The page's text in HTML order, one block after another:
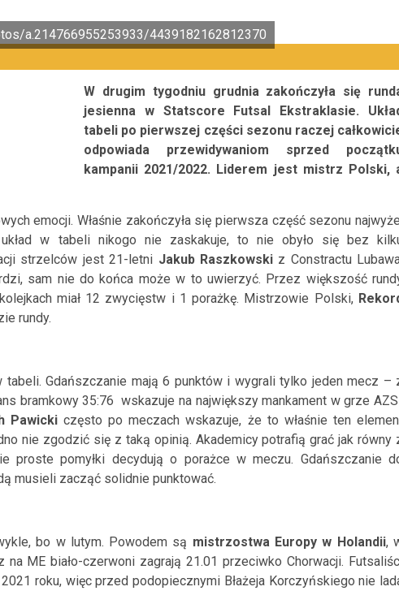
a.214766955253933/4439182162812370
W drugim tygodniu grudnia zakończyła się
jesienna w Statscore Futsal Ekstraklasie.
tabeli po pierwszej części sezonu raczej
odpowiada przewidywaniom sprzed
kampanii 2021/2022. Liderem jest mistrz Polski,
emocji. Właśnie zakończyła się pierwsza część sezonu
w tabeli nikogo nie zaskakuje, to nie obyło się bez
strzelców jest 21-letni Jakub Raszkowskiz Constractu
sam nie do końca może w to uwierzyć. Przez większość
miał 12 zwycięstw i 1 porażkę. Mistrzowie Polski,
rundy.
Gdańszczanie mają 6 punktów i wygrali tylko jeden mecz –
bramkowy 35:76 wskazuje na największy mankament w grze
Pawickiczęsto po meczach wskazuje, że to właśnie ten
nie zgodzić się z taką opinią. Akademicy potrafią grać jak równy
proste pomyłki decydują o porażce w meczu. Gdańszczanie
musieli zacząć solidnie punktować.
bo w lutym. Powodem są mistrzostwa Europy w Holandii,
ME biało-czerwoni zagrają 21.01 przeciwko Chorwacji.
roku, więc przed podopiecznymi Błażeja Korczyńskiego nie